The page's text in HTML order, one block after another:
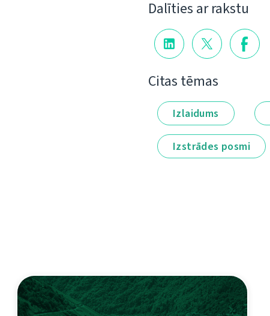
Dalīties ar rakstu
Citas tēmas
Izlaidums
Izstrādes posmi